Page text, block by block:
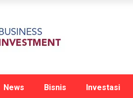
News Bisnis Investasi